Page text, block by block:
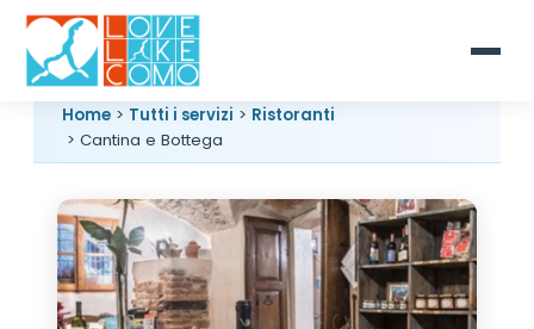
Home > Tutti i servizi > Ristoranti
> Cantina e Bottega